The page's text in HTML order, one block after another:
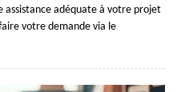
assistance adéquate à votre projet
votre demande via le